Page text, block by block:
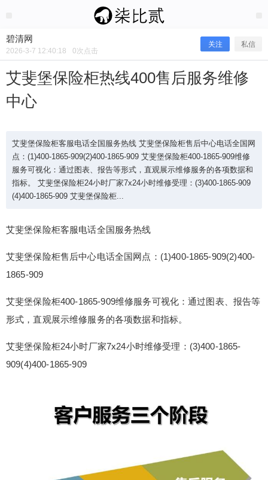
碧清网
2026-3-7 12:40:18 0次点击
关注 私信
艾斐堡保险柜热线400售后服务维修
中心
艾斐堡保险柜客服电话全国服务热线 艾斐堡保险柜售后中心电话全国网
点：(1)400-1865-909(2)400-1865-909 艾斐堡保险柜400-1865-909维修
服务可视化：通过图表、报告等形式，直观展示维修服务的各项数据和
指标。 艾斐堡保险柜24小时厂家7x24小时维修受理：(3)400-1865-909
(4)400-1865-909 艾斐堡保险柜...
艾斐堡保险柜客服电话全国服务热线
艾斐堡保险柜售后中心电话全国网点：(1)400-1865-909(2)400-
1865-909
艾斐堡保险柜400-1865-909维修服务可视化：通过图表、报告等
形式，直观展示维修服务的各项数据和指标。
艾斐堡保险柜24小时厂家7x24小时维修受理：(3)400-1865-
909(4)400-1865-909
艾斐堡保险柜热线400售后服务维修中
艾斐堡保险柜客服电话全国服务热线 艾斐堡保险柜
售后中心电话全国网点：(1)400-1865-909(2)400-1
化：通过图表、报告等形式，直观展示维修服务的
各项数据和指标。 艾斐堡保险柜24小时厂家7x24小
时维修受理：(3)400-1865-909(4)400-1865-909 艾
斐堡保险柜...
扫描二维码继续阅读